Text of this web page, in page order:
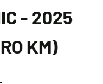
- 2025
KM)